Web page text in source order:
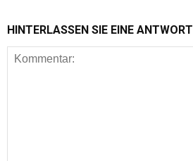
HINTERLASSEN SIE EINE ANTWORT